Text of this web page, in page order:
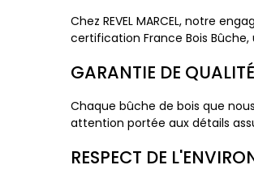
Chez REVEL MARCEL, notre
certification France Bois
GARANTIE DE
Chaque bûche de bois que
attention portée aux détails
RESPECT DE